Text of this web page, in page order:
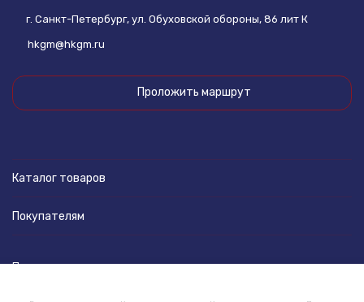
г. Санкт-Петербург, ул. Обуховской обороны, 86 лит К
hkgm@hkgm.ru
Проложить маршрут
Каталог товаров
Покупателям
Политика персональных данных